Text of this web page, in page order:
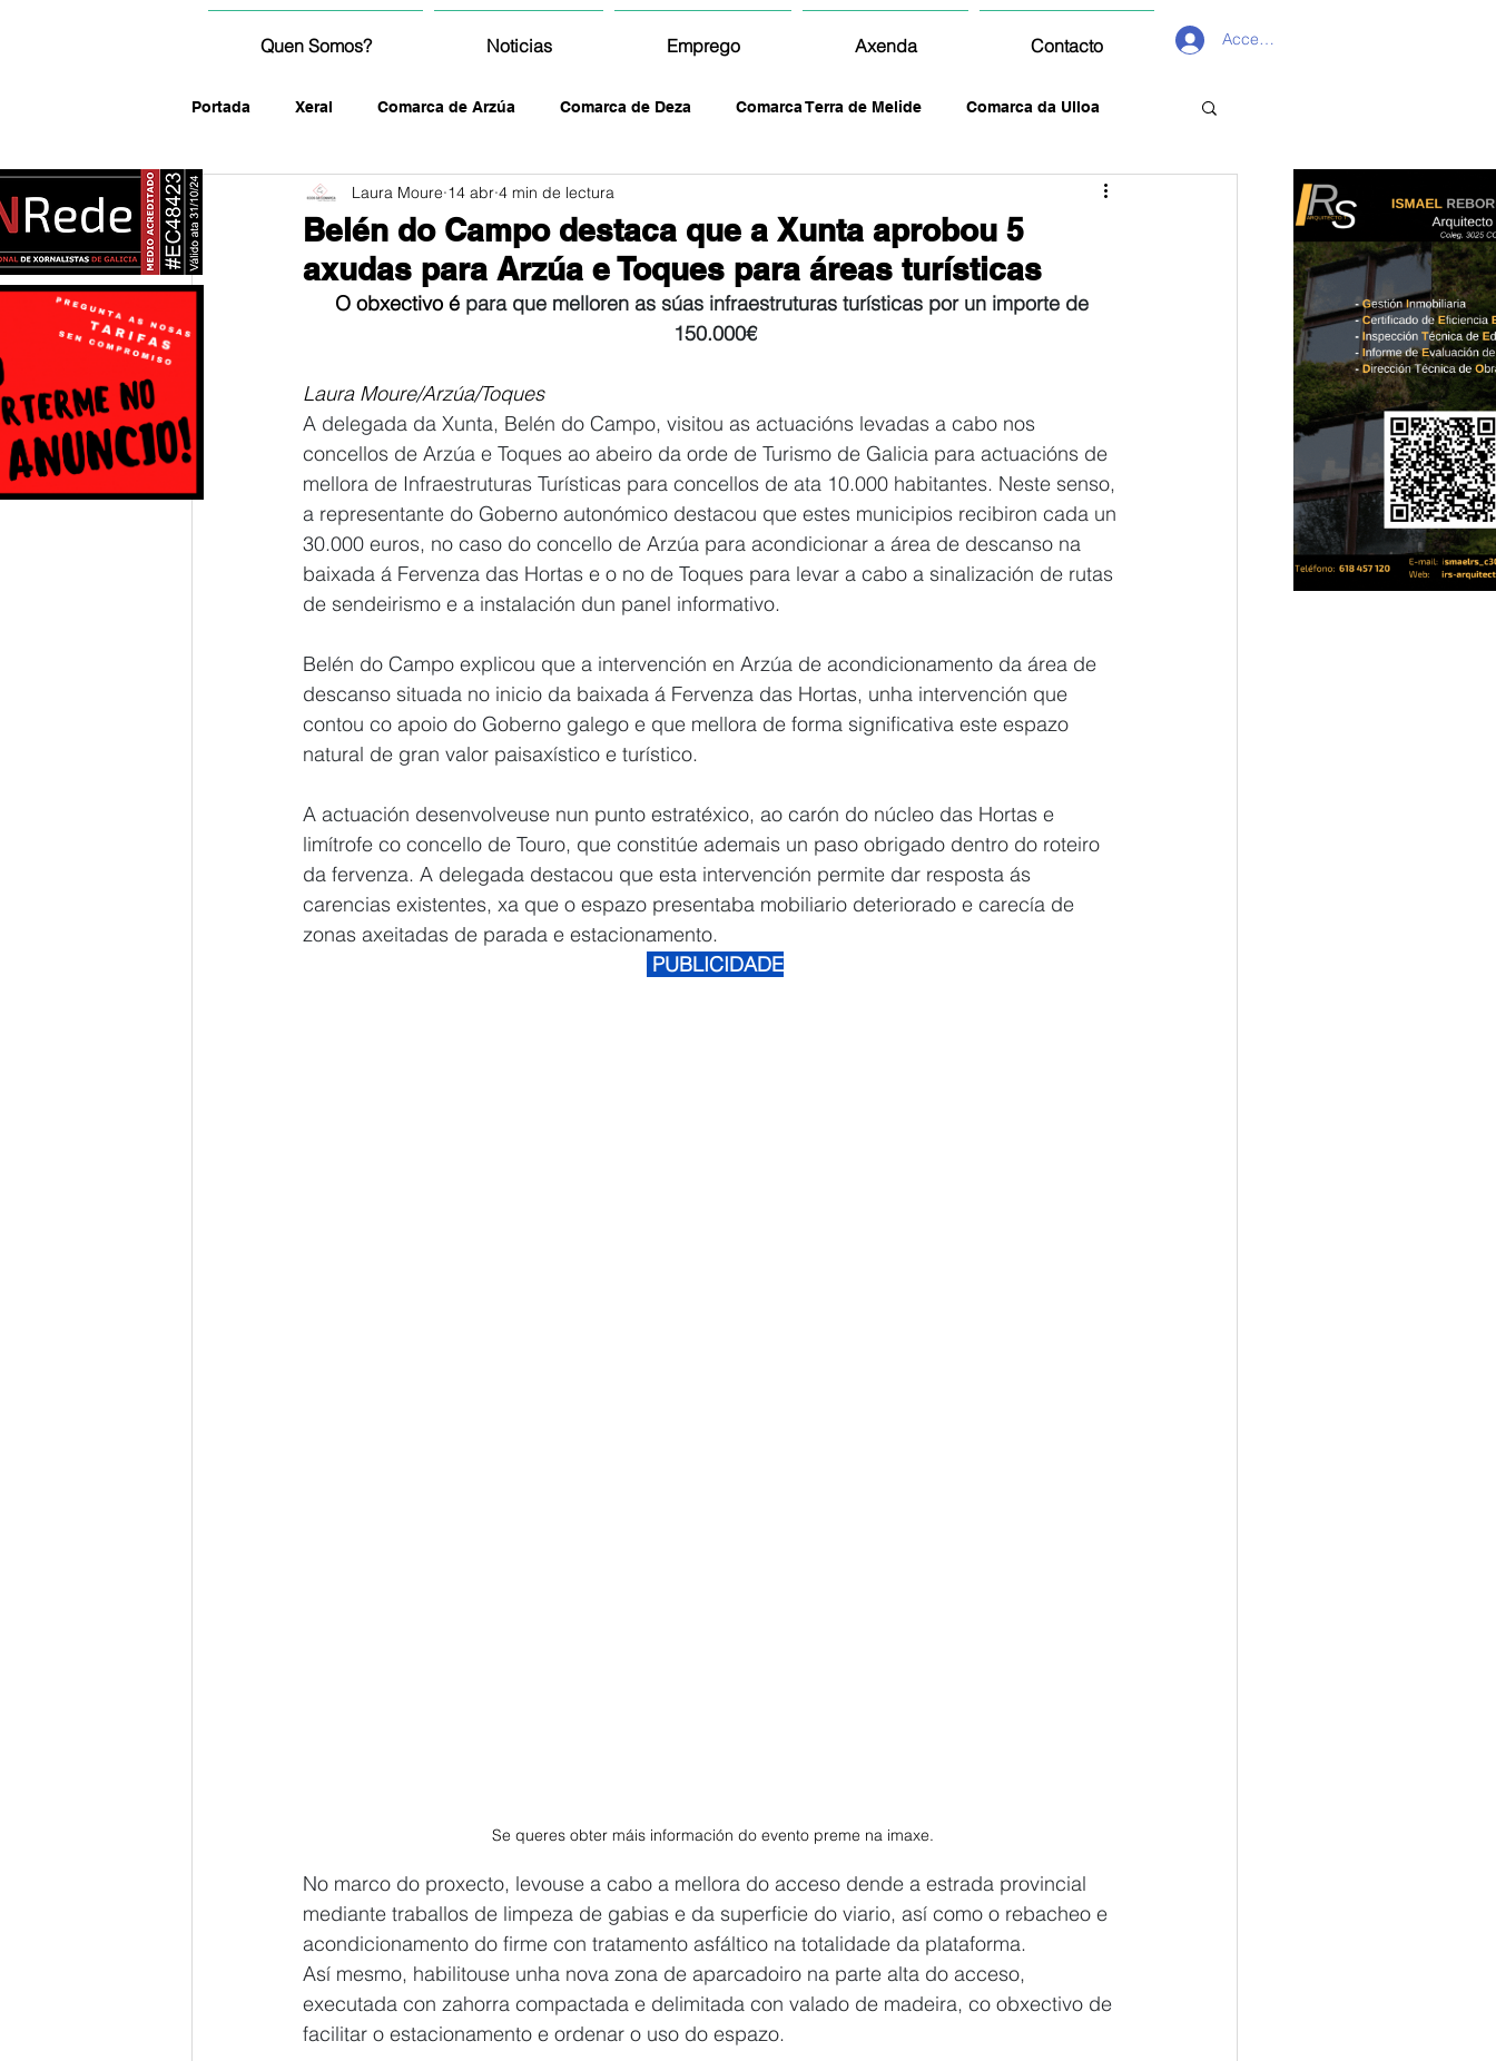
Quen Somos? Noticias Emprego Axenda Contacto Acceder
Portada Xeral Comarca de Arzúa Comarca de Deza Comarca Terra de Melide Comarca da Ulloa
fotografía
Belén do Campo destaca que a Xunta aprobou 5
axudas para Arzúa e Toques para áreas turísticas
Laura Moure 14 abr 4 min de lectura
O obxectivo é para que melloren as súas infraestruturas turísticas por un importe de
150.000€
Laura Moure/Arzúa/Toques
A delegada da Xunta, Belén do Campo, visitou as actuacións levadas a cabo nos
concellos de Arzúa e Toques ao abeiro da orde de Turismo de Galicia para actuacións de
mellora de Infraestruturas Turísticas para concellos de ata 10.000 habitantes. Neste senso,
a representante do Goberno autonómico destacou que estes municipios recibiron cada un
30.000 euros, no caso do concello de Arzúa para acondicionar a área de descanso na
baixada á Fervenza das Hortas e o no de Toques para levar a cabo a sinalización de rutas
de sendeirismo e a instalación dun panel informativo.
Belén do Campo explicou que a intervención en Arzúa de acondicionamento da área de
descanso situada no inicio da baixada á Fervenza das Hortas, unha intervención que
contou co apoio do Goberno galego e que mellora de forma significativa este espazo
natural de gran valor paisaxístico e turístico.
A actuación desenvolveuse nun punto estratéxico, ao carón do núcleo das Hortas e
limítrofe co concello de Touro, que constitúe ademais un paso obrigado dentro do roteiro
da fervenza. A delegada destacou que esta intervención permite dar resposta ás
carencias existentes, xa que o espazo presentaba mobiliario deteriorado e carecía de
zonas axeitadas de parada e estacionamento.
PUBLICIDADE
Se queres obter máis información do evento preme na imaxe.
No marco do proxecto, levouse a cabo a mellora do acceso dende a estrada provincial
mediante traballos de limpeza de gabias e da superficie do viario, así como o rebacheo e
acondicionamento do firme con tratamento asfáltico na totalidade da plataforma.
Así mesmo, habilitouse unha nova zona de aparcadoiro na parte alta do acceso,
executada con zahorra compactada e delimitada con valado de madeira, co obxectivo de
facilitar o estacionamento e ordenar o uso do espazo.